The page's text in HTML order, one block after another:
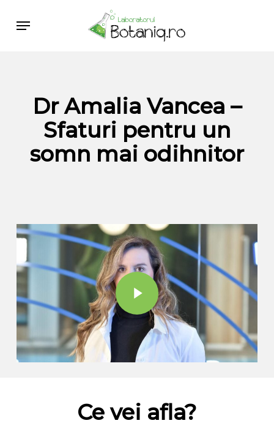
Menu
Dr Amalia Vancea –
Sfaturi pentru un
somn mai odihnitor
Play Video
Ce vei afla?